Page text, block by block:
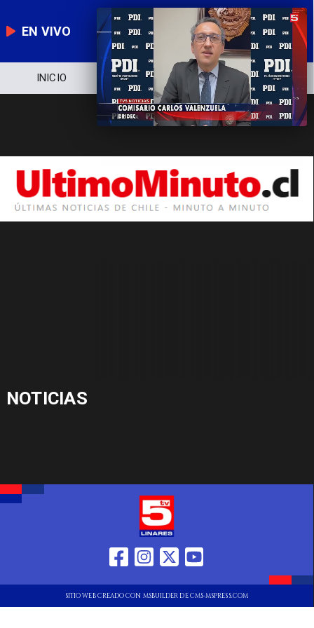
EN VIVO
INICIO NOTICIERO POLÍTICA
NOTICIAS
SITIO WEB CREADO CON MSBUILDER DE CMS-MSPRESS.COM